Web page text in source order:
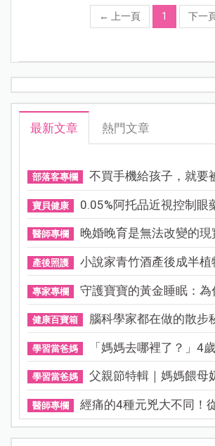
← 上一頁 1 下一
最新文章 熱門文章
部落客專欄 不買手機給孩子，就要
寶貝健康 0.05%阿托品近視控制眼
醫師專欄 晚婚晚育是無法改變的現
產後照護 小說家青竹酒產後成半植
專家專欄 守護寶寶的黃金睡眠：為
健康百寶箱 腦科學家都在做的散步
學習當爸媽 「媽媽去哪裡了？」4
學習當爸媽 父親節特輯｜媽媽餵母
醫師專欄 經痛的4種元兇大不同！